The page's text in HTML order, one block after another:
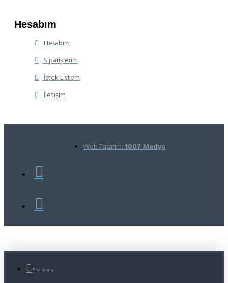
Hesabım
Hesabım
Siparişlerim
İstek Listem
İletişim
Web Tasarım:1007 Medya
Ana Sayfa